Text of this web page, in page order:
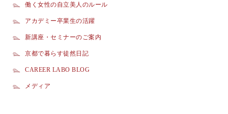
働く女性の自立美人のルール
アカデミー卒業生の活躍
新講座・セミナーのご案内
京都で暮らす徒然日記
CAREER LABO BLOG
メディア